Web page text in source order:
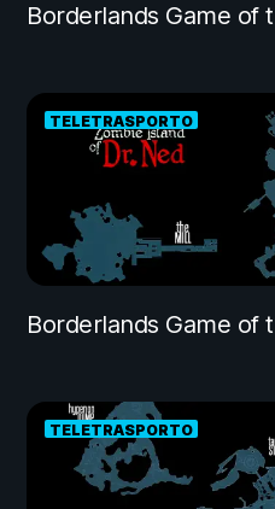
TELETRASPORTO
TELETRASPORTO